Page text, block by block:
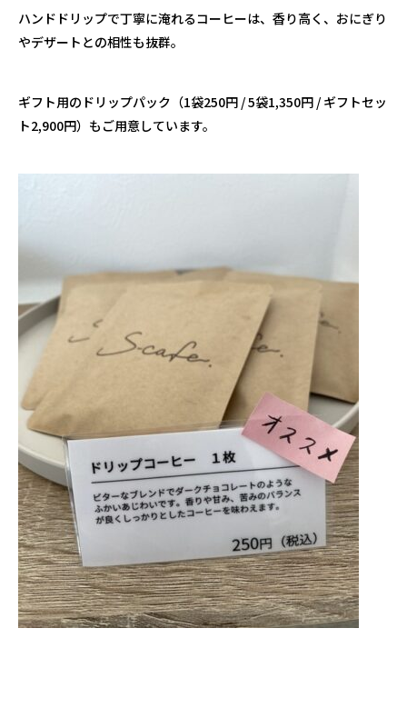
ハンドドリップで丁寧に淹れるコーヒーは、香り高く、おにぎり
やデザートとの相性も抜群。
ギフト用のドリップパック（1袋250円 / 5袋1,350円 / ギフトセッ
ト2,900円）もご用意しています。